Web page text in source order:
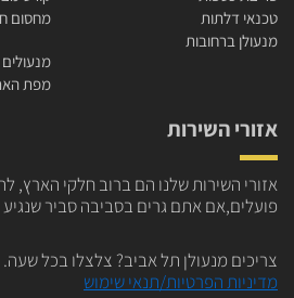
טכנאי דלתות
מנעולן ברחובות
מחסום
מפת
אזורי השירות
אזורי השירות שלנו הם ברוב חלקי הארץ,
פועלים,אםאתם גרים בסביבה סביר שנגיע
צריכים מנעולן תל אביב? צלצלו בכל שעה.
מדיניות הפרטיות/תנאי שימוש